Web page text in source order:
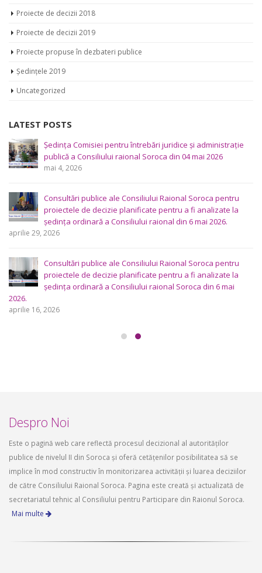
Proiecte de decizii 2018
Proiecte de decizii 2019
Proiecte propuse în dezbateri publice
Ședințele 2019
Uncategorized
LATEST POSTS
Ședința Comisiei pentru întrebări juridice şi administraţie
publică a Consiliului raional Soroca din 04 mai 2026
mai 4, 2026
Consultări publice ale Consiliului Raional Soroca pentru
proiectele de decizie planificate pentru a fi analizate la
ședința ordinară a Consiliului raional din 6 mai 2026.
aprilie 29, 2026
Consultări publice ale Consiliului Raional Soroca pentru
proiectele de decizie planificate pentru a fi analizate la
ședința ordinară a Consiliului raional Soroca din 6 mai
2026.
aprilie 16, 2026
Despro Noi
Este o pagină web care reflectă procesul decizional al autorităților
publice de nivelul II din Soroca și oferă cetățenilor posibilitatea să se
implice în mod constructiv în monitorizarea activității și luarea deciziilor
de către Consiliului Raional Soroca. Pagina este creată și actualizată de
secretariatul tehnic al Consiliului pentru Participare din Raionul Soroca.
Mai multe